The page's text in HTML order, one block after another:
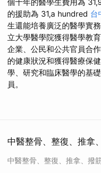
個十年的醫學生費用為
的援助為 31,a hundred 台
生還能培養廣泛的醫學實
立大學醫學院獲得醫學教
企業、公民和公共官員合
的健康狀況和獲得醫療保
學、研究和臨床醫學的基
員。
中醫整骨、整復、推拿
中醫整骨、整復、推拿、撥